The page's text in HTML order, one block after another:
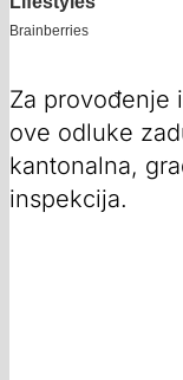
Za provođenje
ove odluke
kantonalna,
inspekcija.